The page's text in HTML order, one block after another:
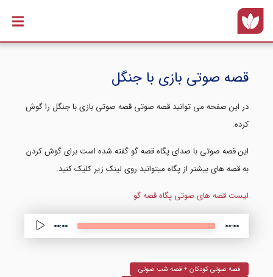
قصه صوتی بازی با جنگل
در این صفحه می توانید قصه صوتی قصه صوتی بازی با جنگل را گوش
کرده.
این قصه صوتی با صدای پگاه قصه گو گفته شده است برای گوش کردن
به قصه های بیشتر از پگاه میتوانید روی لینک زیر کلیک کنید.
لیست قصه های صوتی پگاه قصه گو
00:00 00:00
قصه صوتی کودکان + قصه شب صوتی